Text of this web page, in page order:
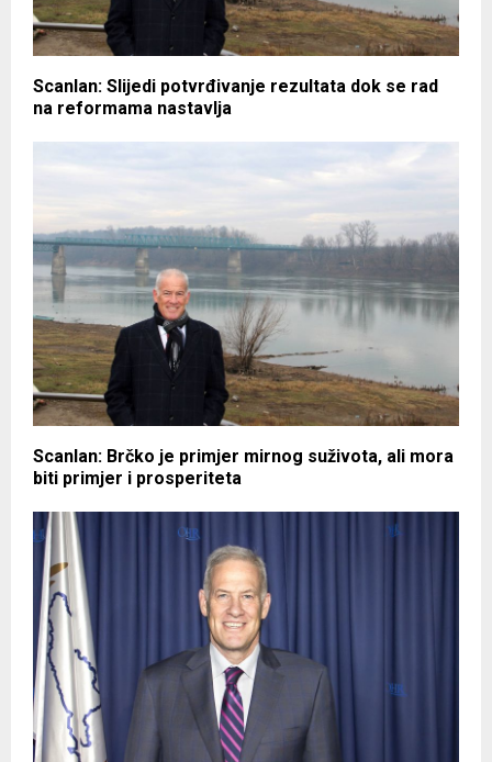
Scanlan: Slijedi potvrđivanje rezultata dok se rad
na reformama nastavlja
Scanlan: Brčko je primjer mirnog suživota, ali mora
biti primjer i prosperiteta